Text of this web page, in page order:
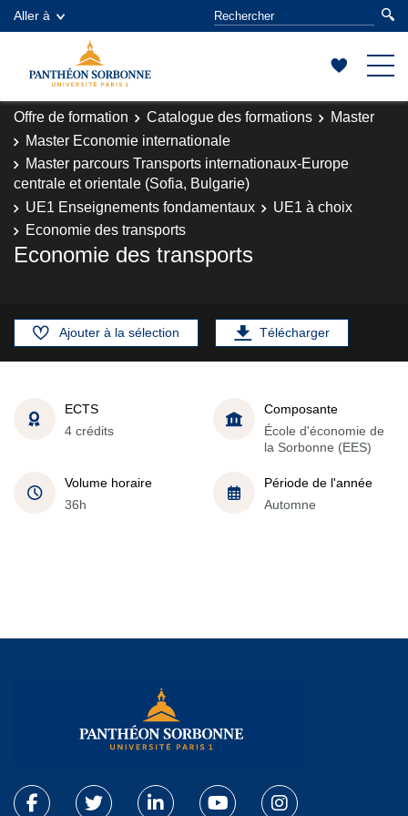
Aller à
Offre de formation Catalogue des formations
Master
Master Economie internationale
Master parcours Transports internationaux-Europe
centrale et orientale (Sofia, Bulgarie)
UE1 Enseignements fondamentaux
UE1 à choix
Economie des transports
Economie des transports
Ajouter à la sélection Télécharger
ECTS
4 crédits
Composante
École d'économie de
la Sorbonne (EES)
Volume horaire
36h
Période de l'année
Automne